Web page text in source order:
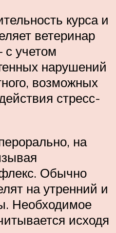
курса и
ветеринар
с учетом
нарушений
возможных
стресс-
на
Обычно
на утренний и
Необходимое
исходя